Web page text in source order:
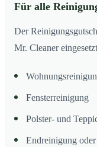
Für alle
Der
Mr. Cleaner
Fensterreinigung
Polster- und
Endreinigung